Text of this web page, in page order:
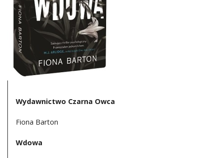
RECENZJE
DO CZYTANIA
NA EKRANIE
KONTAKT
Wydawnictwo Czarna Owca
Fiona Barton
Wdowa